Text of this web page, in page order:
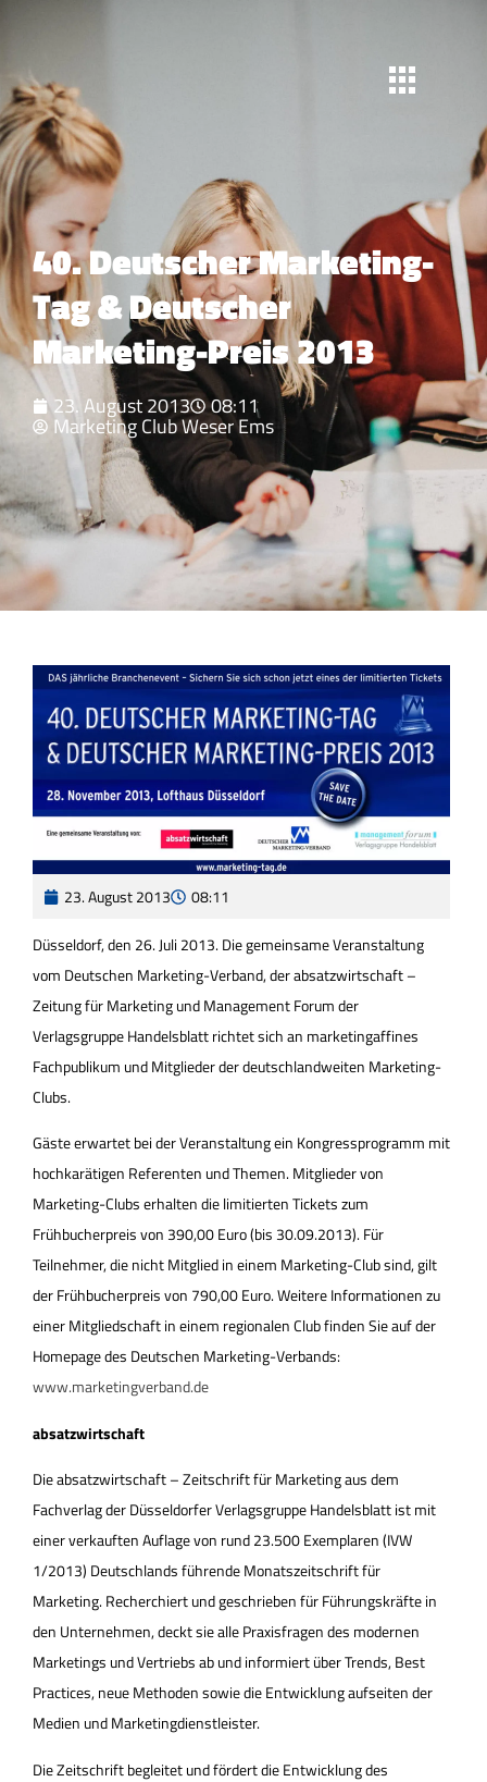
40. Deutscher Marketing-
Tag & Deutscher
Marketing-Preis 2013
23. August 2013 08:11
Marketing Club Weser Ems
23. August 2013 08:11
Düsseldorf, den 26. Juli 2013. Die gemeinsame Veranstaltung
vom Deutschen Marketing-Verband, der absatzwirtschaft –
Zeitung für Marketing und Management Forum der
Verlagsgruppe Handelsblatt richtet sich an marketingaffines
Fachpublikum und Mitglieder der deutschlandweiten Marketing-
Clubs.
Gäste erwartet bei der Veranstaltung ein Kongressprogramm mit
hochkarätigen Referenten und Themen. Mitglieder von
Marketing-Clubs erhalten die limitierten Tickets zum
Frühbucherpreis von 390,00 Euro (bis 30.09.2013). Für
Teilnehmer, die nicht Mitglied in einem Marketing-Club sind, gilt
der Frühbucherpreis von 790,00 Euro. Weitere Informationen zu
einer Mitgliedschaft in einem regionalen Club finden Sie auf der
Homepage des Deutschen Marketing-Verbands:
www.marketingverband.de
absatzwirtschaft
Die absatzwirtschaft – Zeitschrift für Marketing aus dem
Fachverlag der Düsseldorfer Verlagsgruppe Handelsblatt ist mit
einer verkauften Auflage von rund 23.500 Exemplaren (IVW
1/2013) Deutschlands führende Monatszeitschrift für
Marketing. Recherchiert und geschrieben für Führungskräfte in
den Unternehmen, deckt sie alle Praxisfragen des modernen
Marketings und Vertriebs ab und informiert über Trends, Best
Practices, neue Methoden sowie die Entwicklung aufseiten der
Medien und Marketingdienstleister.
Die Zeitschrift begleitet und fördert die Entwicklung des